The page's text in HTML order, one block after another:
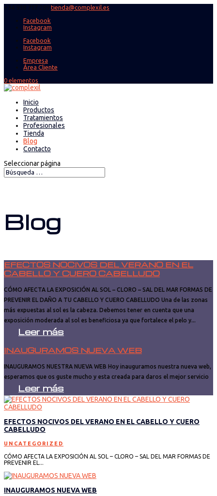
+34 938 717 289 tienda@complexil.es
Facebook
Instagram
Facebook
Instagram
Empresa
Área Cliente
0 elementos
Inicio
Productos
Tratamientos
Profesionales
Tienda
Blog
Contacto
Seleccionar página
Blog
EFECTOS NOCIVOS DEL VERANO EN EL
CABELLO Y CUERO CABELLUDO
CÓMO AFECTA LA EXPOSICIÓN AL SOL – CLORO – SAL DEL MAR FORMAS DE
PREVENIR EL DAÑO A TU CABELLO Y CUERO CABELLUDO Una de las zonas
más expuestas al sol es la cabeza. Debemos tener en cuenta que una
exposición moderada al sol es beneficiosa ya que fortalece el pelo y...
Leer más
INAUGURAMOS NUEVA WEB
INAUGURAMOS NUESTRA NUEVA WEB Hoy inauguramos nuestra nueva web,
esperamos que os guste mucho y esta creada para daros el mejor servicio
Leer más
EFECTOS NOCIVOS DEL VERANO EN EL CABELLO Y CUERO
CABELLUDO
UNCATEGORIZED
CÓMO AFECTA LA EXPOSICIÓN AL SOL – CLORO – SAL DEL MAR FORMAS DE
PREVENIR EL...
INAUGURAMOS NUEVA WEB